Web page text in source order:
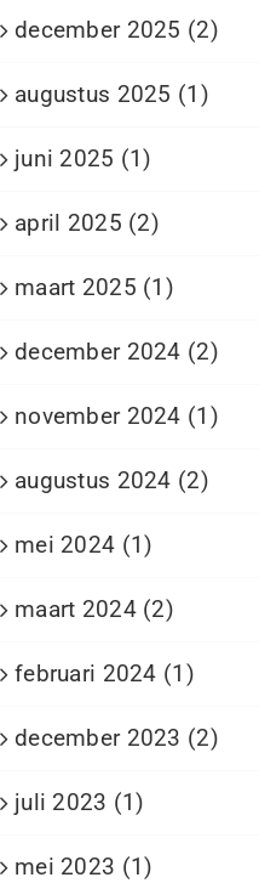
december 2025 (2)
augustus 2025 (1)
juni 2025 (1)
april 2025 (2)
maart 2025 (1)
december 2024 (2)
november 2024 (1)
augustus 2024 (2)
mei 2024 (1)
maart 2024 (2)
februari 2024 (1)
december 2023 (2)
juli 2023 (1)
mei 2023 (1)